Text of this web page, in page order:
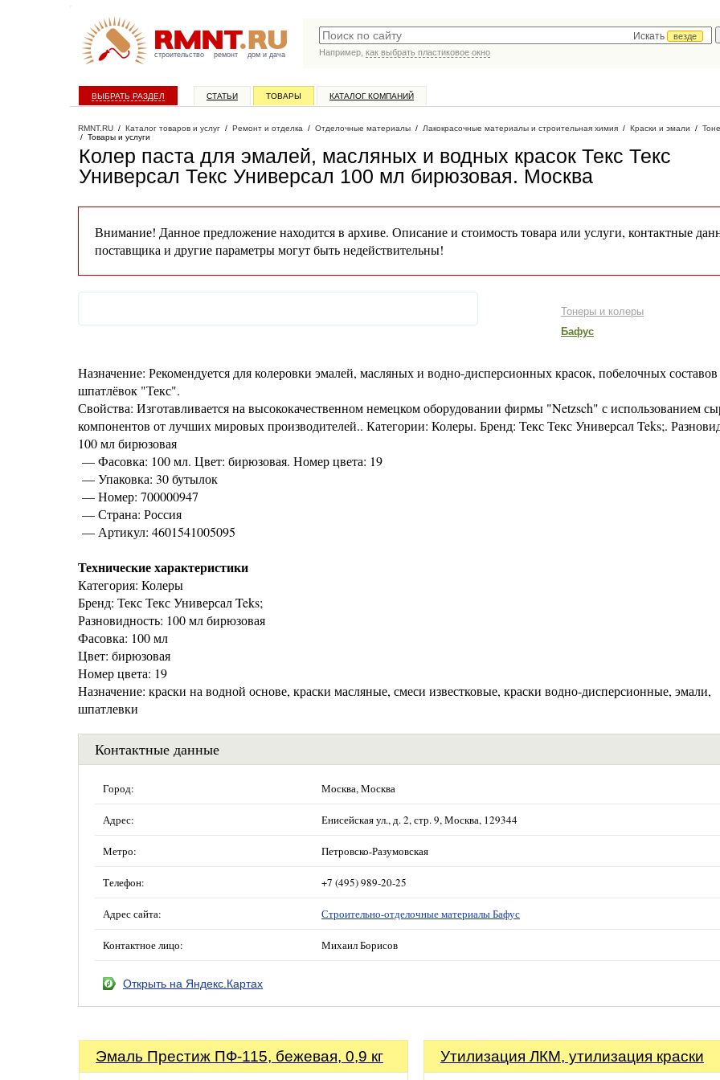
строительство ремонт дом и дача
Искать
везде
Например, как выбрать пластиковое окно
ВЫБРАТЬ РАЗДЕЛ СТАТЬИ ТОВАРЫ КАТАЛОГ КОМПАНИЙ
RMNT.RU / Каталог товаров и услуг / Ремонт и отделка / Отделочные материалы / Лакокрасочные материалы и строительная химия / Краски и эмали /
/ Товары и услуги
Колер паста для эмалей, масляных и водных красок Текс Текс
Универсал Текс Универсал 100 мл бирюзовая. Москва
Внимание! Данное предложение находится в архиве. Описание и стоимость товара или услуги, контактные
поставщика и другие параметры могут быть недействительны!
Тонеры и колеры
Бафус
Назначение: Рекомендуется для колеровки эмалей, масляных и водно-дисперсионных красок, побелочных
шпатлёвок "Текс".
Свойства: Изготавливается на высококачественном немецком оборудовании фирмы "Netzsch" с использованием
компонентов от лучших мировых производителей.. Категории: Колеры. Бренд: Текс Текс Универсал Teks;.
100 мл бирюзовая
— Фасовка: 100 мл. Цвет: бирюзовая. Номер цвета: 19
— Упаковка: 30 бутылок
— Номер: 700000947
— Страна: Россия
— Артикул: 4601541005095
Технические характеристики
Категория: Колеры
Бренд: Текс Текс Универсал Teks;
Разновидность: 100 мл бирюзовая
Фасовка: 100 мл
Цвет: бирюзовая
Номер цвета: 19
Назначение: краски на водной основе, краски масляные, смеси известковые, краски водно-дисперсионные, эмали,
шпатлевки
Контактные данные
Город: Москва, Москва
Адрес: Енисейская ул., д. 2, стр. 9, Москва, 129344
Метро: Петровско-Разумовская
Телефон: +7 (495) 989-20-25
Адрес сайта: Строительно-отделочные материалы Бафус
Контактное лицо: Михаил Борисов
Открыть на Яндекс.Картах
Эмаль Престиж ПФ-115, бежевая, 0,9 кг Утилизация ЛКМ, утилизация краски